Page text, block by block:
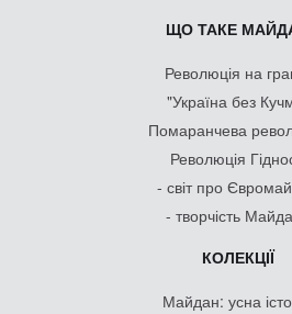
ЩО ТАКЕ
Революція на
"Україна без
Помаранчева
Революція
- світ про
- творчість
КОЛЕКЦІЇ
Майдан: усна